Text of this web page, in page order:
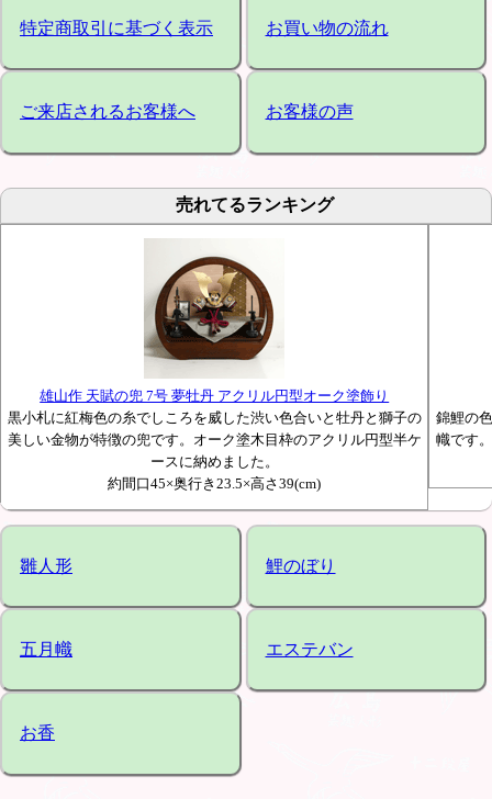
特定商取引に基づく表示 お買い物の流れ
ご来店されるお客様へ お客様の声
売れてるランキング
雄山作 天賦の兜 7号 夢牡丹 アクリル円型オーク塗飾り
黒小札に紅梅色の糸でしころを威した渋い色合いと牡丹と獅子の
美しい金物が特徴の兜です。オーク塗木目枠のアクリル円型半ケ
ースに納めました。
約間口45×奥行き23.5×高さ39(cm)
錦鯉の
幟です
雛人形 鯉のぼり
五月幟 エステバン
お香